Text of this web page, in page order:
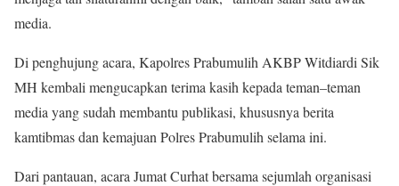
media.
Di penghujung acara, Kapolres Prabumulih AKBP Witdiardi Sik
MH kembali mengucapkan terima kasih kepada teman–teman
media yang sudah membantu publikasi, khususnya berita
kamtibmas dan kemajuan Polres Prabumulih selama ini.
Dari pantauan, acara Jumat Curhat bersama sejumlah organisasi